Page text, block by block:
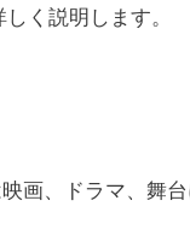
に5本出演(1本
く説明します。
画、ドラマ、舞